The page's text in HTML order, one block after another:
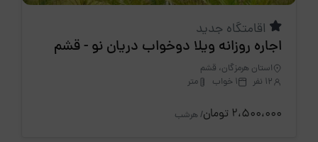
اقامتگاه جدید
اجاره روزانه ویلا دوخواب دریان نو - قشم
استان هرمزگان، قشم
12 نفر
1 خواب متر
2،500،000 تومان / هرشب